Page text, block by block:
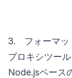
3. フォーマッ
プロキシツー
Node.jsベース